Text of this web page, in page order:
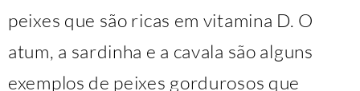
peixes que são ricas em vitamina D. O
atum, a sardinha e a cavala são alguns
exemplos de peixes gordurosos que